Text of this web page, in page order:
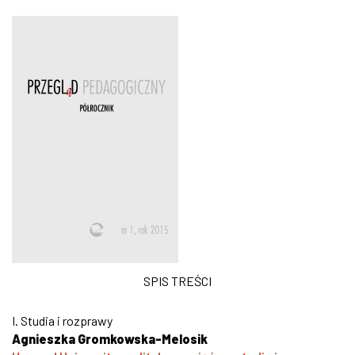
SPIS TREŚCI
I. Studia i rozprawy
Agnieszka Gromkowska-Melosik